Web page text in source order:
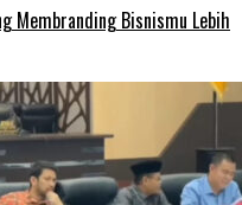
Membranding Bisnismu Lebih